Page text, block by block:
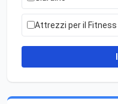
Attrezzi per il Fitness